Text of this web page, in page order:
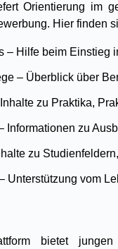
Orientierung im
Hier finden
– Hilfe beim Einstieg
– Überblick über
zu Praktika,
Informationen zu
zu
Unterstützung vom
bietet